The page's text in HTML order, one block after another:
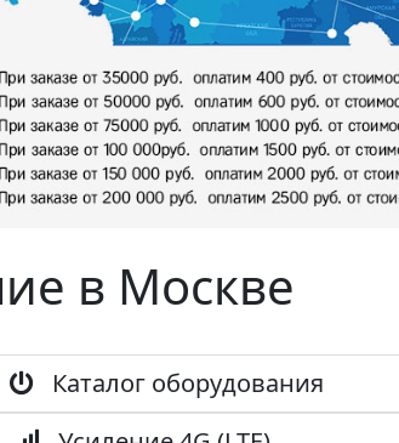
в Москве
Каталог оборудования